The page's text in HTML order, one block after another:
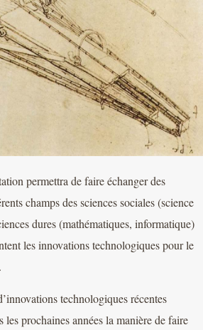
permettra de faire échanger des
champs des sciences sociales (science
dures (mathématiques, informatique)
les innovations technologiques pour le
technologiques récentes
les prochaines années la manière de faire